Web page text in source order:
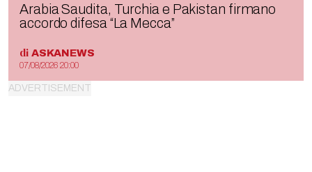
Arabia Saudita, Turchia e Pakistan firmano
accordo difesa “La Mecca”
di ASKANEWS
07/08/2026 20:00